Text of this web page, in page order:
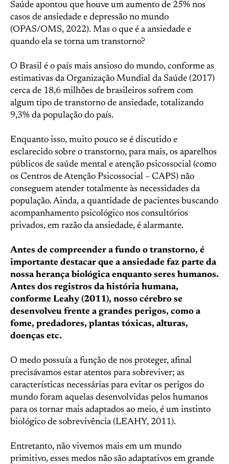
Saúde apontou que houve um aumento de 25% nos
casos de ansiedade e depressão no mundo
(OPAS/OMS, 2022). Mas o que é a ansiedade e
quando ela se torna um transtorno?
O Brasil é o país mais ansioso do mundo, conforme as
estimativas da Organização Mundial da Saúde (2017)
cerca de 18,6 milhões de brasileiros sofrem com
algum tipo de transtorno de ansiedade, totalizando
9,3% da população do país.
Enquanto isso, muito pouco se é discutido e
esclarecido sobre o transtorno, para mais, os aparelhos
públicos de saúde mental e atenção psicossocial (como
os Centros de Atenção Psicossocial – CAPS) não
conseguem atender totalmente às necessidades da
população. Ainda, a quantidade de pacientes buscando
acompanhamento psicológico nos consultórios
privados, em razão da ansiedade, é alarmante.
Antes de compreender a fundo o transtorno, é
importante destacar que a ansiedade faz parte da
nossa herança biológica enquanto seres humanos.
Antes dos registros da história humana,
conforme Leahy (2011), nosso cérebro se
desenvolveu frente a grandes perigos, como a
fome, predadores, plantas tóxicas, alturas,
doenças etc.
O medo possuía a função de nos proteger, afinal
precisávamos estar atentos para sobreviver; as
características necessárias para evitar os perigos do
mundo foram aquelas desenvolvidas pelos humanos
para os tornar mais adaptados ao meio, é um instinto
biológico de sobrevivência (LEAHY, 2011).
Entretanto, não vivemos mais em um mundo
primitivo, esses medos não são adaptativos em grande